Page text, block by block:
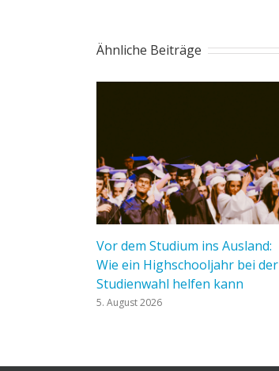
Ähnliche Beiträge
Vor dem Studium ins Ausland:
Wie ein Highschooljahr bei der
Studienwahl helfen kann
5. August 2026